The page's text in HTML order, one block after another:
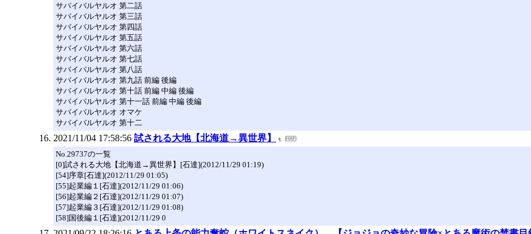
サバイバルヤルオ 第二話
サバイバルヤルオ 第三話
サバイバルヤルオ 第四話
サバイバルヤルオ 第五話
サバイバルヤルオ 第六話
サバイバルヤルオ 第七話
サバイバルヤルオ 第八話
サバイバルヤルオ 第九話 前編 後編
サバイバルヤルオ 第十話 前編 中編 後編
サバイバルヤルオ 第十一話 前編 中編 後編
サバイバルヤルオ オマケ
サバイバルヤルオ 第十二
2021/11/04 17:58:56 試される大地【北海道→異世界】
No.29737の一覧
[0]試される大地【北海道→異世界】[石達](2012/11/29 01:19)
[54]序章[石達](2012/11/29 01:05)
[55]起業編１[石達](2012/11/29 01:06)
[56]起業編２[石達](2012/11/29 01:07)
[57]起業編３[石達](2012/11/29 01:08)
[58]国後編１[石達](2012/11/29 0